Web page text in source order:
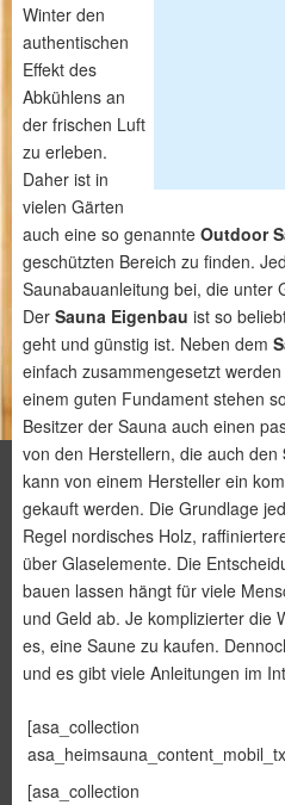
Winter den
authentischen
Effekt des
Abkühlens an
der frischen Luft
zu erleben.
Daher ist in
vielen Gärten
auch eine so genannte Outdoor
geschützten Bereich zu finden.
Saunabauanleitung bei, die unter
Der Sauna Eigenbau ist so
geht und günstig ist. Neben dem
einfach zusammengesetzt
einem guten Fundament stehen
Besitzer der Sauna auch einen
von den Herstellern, die auch den
kann von einem Hersteller ein
gekauft werden. Die Grundlage
Regel nordisches Holz,
über Glaselemente. Die
bauen lassen hängt für viele
und Geld ab. Je komplizierter die
es, eine Saune zu kaufen.
und es gibt viele Anleitungen im
[asa_collection
[asa_collection